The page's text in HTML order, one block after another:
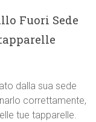
Fuori Sede
dalla sua sede
correttamente,
tue tapparelle.